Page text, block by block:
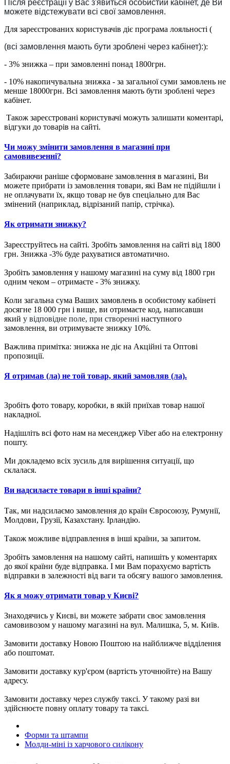
Після реєстрації у Вас з'явиться особистий кабінет, де Ви
можете відстежувати всі свої замовлення.
Для зареєстрованих користувачів діє програма лояльності (
(всі замовлення мають бути зроблені через кабінет):):
- 3% знижка – при замовленні понад 1800грн.
- 10% накопичувальна знижка - за загальної суми замовлень не
менше 18000грн. Всі замовлення мають бути зроблені через
кабінет.
Також зареєстровані користувачі можуть залишати коментарі,
відгуки до товарів на сайті.
Чи можу змінити замовлення в магазині при
самовивезенні?
Забираючи раніше сформоване замовлення в магазині, Ви
можете прибрати із замовлення товари, які Вам не підійшли і
не оплачувати їх, якщо товар не був спеціально для Вас
змінений (наприклад, відрізаний папір, стрічка).
Як отримати знижку?
Зареєструйтесь на сайті. Зробіть замовлення на сайті від 1800
грн. Знижка -3% буде рахуватися автоматично.
Зробіть замовлення у нашому магазині на суму від 1800 грн
одним чеком – отримаєте - 3% знижку.
Коли загальна сума Ваших замовлень в особистому кабінеті
досягне 18 000 грн і вище, ви отримаєте код, написавши
який у відповідне поле, при створенні наступного
замовлення, ви отримуваєте знижку 10%.
Важлива примітка: знижка не діє на Акційні та Оптові
пропозиції.
Я отримав (ла) не той товар, який замовляв (ла).
Зробіть фото товару, коробки, в якій приїхав товар нашої
накладної.
Надішліть всі фото нам на месенджер Viber або на електронну
пошту.
Ми докладемо всіх зусиль для вирішення ситуації, що
склалася.
Ви надсилаєте товари в інші країни?
Так, ми надсилаємо замовлення до країн Євросоюзу, Румунії,
Молдови, Грузії, Казахстану. Ірландію.
Також можливе відправлення в інші країни, за запитом.
Зробіть замовлення на нашому сайті, напишіть у коментарях
до якої країни буде відправка. І ми Вам порахуємо вартість
відправки в залежності від ваги та обсягу вашого замовлення.
Як я можу отримати товар у Києві?
Знаходячись у Києві, ви можете забрати своє замовлення
самовивозом у нашому магазині на вул. Малишка, 5, м. Київ.
Замовити доставку Новою Поштою на найближче відділення
або поштомат.
Замовити доставку кур'єром (вартість уточнюйте) на Вашу
адресу.
Замовити доставку через службу таксі. У такому разі ви
здійснюєте повну оплату товару та таксі.
Форми та штампи
Молди-міні із харчового силікону